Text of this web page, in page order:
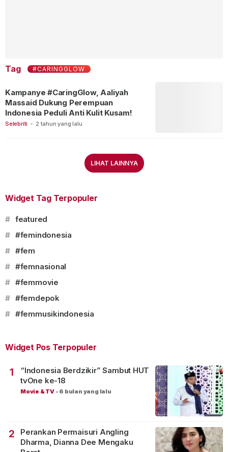
Tag #CARINGGLOW
Selebriti - 2 tahun yang lalu
Kampanye #CaringGlow, Aaliyah
Massaid Dukung Perempuan
Indonesia Peduli Anti Kulit Kusam!
LIHAT LAINNYA
Widget Tag Terpopuler
# featured
# #femindonesia
# #fem
# #femnasional
# #femmovie
# #femdepok
# #femmusikindonesia
Widget Pos Terpopuler
1
“Indonesia Berdzikir” Sambut HUT
tvOne ke-18
Movie & TV - 6 bulan yang lalu
2
Perankan Permaisuri Angling
Dharma, Dianna Dee Mengaku